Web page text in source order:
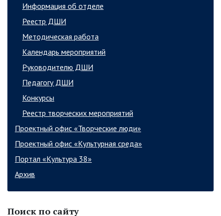
Информация об отделе
Реестр ДШИ
Методическая работа
Календарь мероприятий
Руководителю ДШИ
Педагогу ДШИ
Конкурсы
Реестр творческих мероприятий
Проектный офис «Творческие люди»
Проектный офис «Культурная среда»
Портал «Культура 38»
Архив
Поиск по сайту